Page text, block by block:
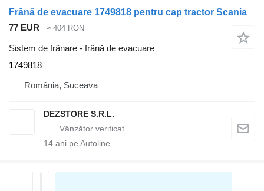
Frână de evacuare 1749818 pentru cap tractor Scania
77 EUR
≈ 404 RON
Sistem de frânare - frână de evacuare
1749818
România, Suceava
DEZSTORE S.R.L.
14 ani pe Autoline